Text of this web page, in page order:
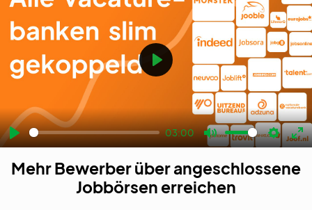
Play
03:00
Mute
Play
Mehr Bewerber über angeschlossene
Jobbörsen erreichen